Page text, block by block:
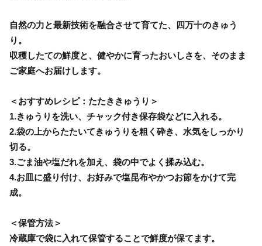
自然の力と最新技術を融合させて育てた、四万十のきゅう
り。
収穫したての鮮度と、健やかに育ったおいしさを、そのまま
ご家庭へお届けします。
＜おすすめレシピ：たたききゅうり＞
1.きゅうりを洗い、チャック付き保存袋などに入れる。
2.袋の上からたたいてきゅうりを粗く砕き、水気をしっかり
切る。
3.ごま油や塩だれを加え、袋の中でよく揉み込む。
4.お皿に盛り付け、お好みで塩昆布やかつお節をかけて完
成。
＜保管方法＞
冷蔵庫で袋に入れて保管することで鮮度が保てます。